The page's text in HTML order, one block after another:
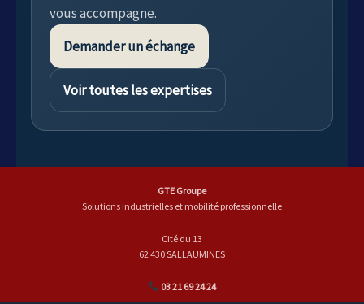
vous accompagne.
Demander un échange
Voir toutes les expertises
GTE Groupe
Solutions industrielles et mobilité professionnelle
Cité du 13
62 430 SALLAUMINES
03 21 69 24 24